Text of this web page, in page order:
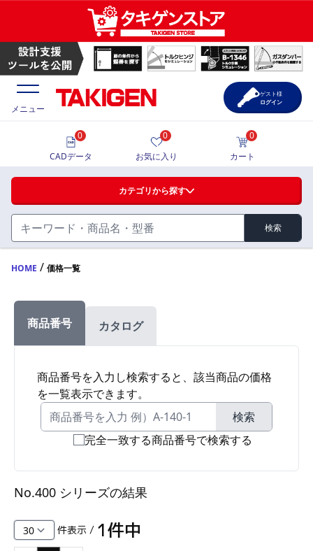
ハンドル・取手・つまみ・周辺機器
FA・A
FB・B
ファスナー・ラッチ錠・キャッチ・錠前装置・周
辺機器
電気錠・インターロック
L・LE
S
キャスター・アジャスター・スライドレール・モ
K・KC
価格一覧
製品カタログ
サポート・お問合せ
メニュー
カテゴリから探す
検索
0
CADデータ
0
お気に入り
0
カート
ゲスト様
ログイン
HOME / 価格一覧
商品番号 カタログ
商品番号を入力し検索すると、該当商品の価格
を一覧表示できます。
検索
完全一致する商品番号で検索する
No.400 シリーズの結果
件表示 / 1件中